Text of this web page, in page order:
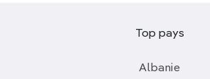
Top pays
Albanie